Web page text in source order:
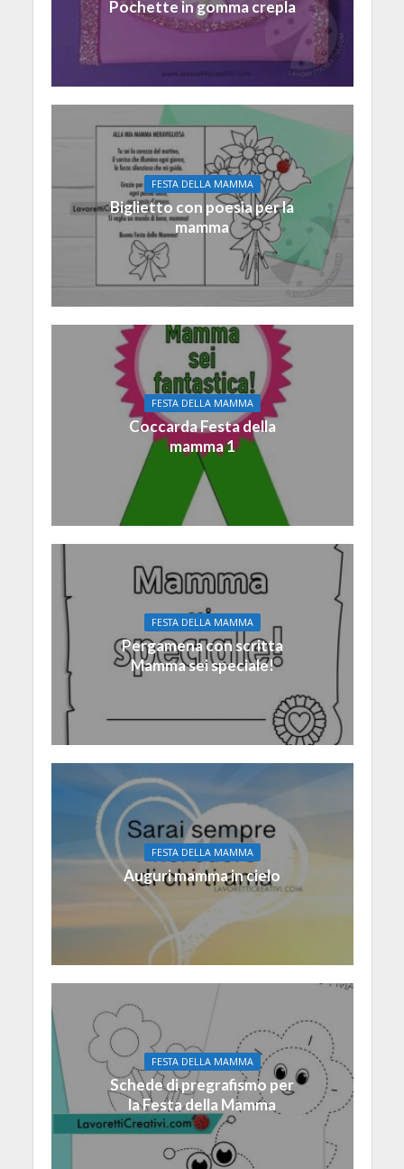
Pochette in gomma crepla
FESTA DELLA MAMMA
Biglietto con poesia per la
mamma
FESTA DELLA MAMMA
Coccarda Festa della
mamma 1
FESTA DELLA MAMMA
Pergamena con scritta
Mamma sei speciale!
FESTA DELLA MAMMA
Auguri mamma in cielo
FESTA DELLA MAMMA
Schede di pregrafismo per
la Festa della Mamma